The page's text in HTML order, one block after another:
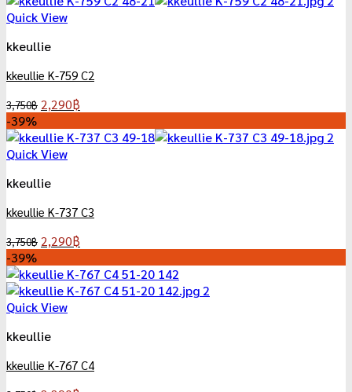
5,850฿.
Quick View
kkeullie
kkeullie K-759 C2
3,750฿ Original
was:
3,750฿.
2,290฿
is:
-39%
Quick View
kkeullie
kkeullie K-737 C3
3,750฿ Original
was:
3,750฿.
2,290฿
is:
2,290฿.
-39%
Quick View
kkeullie
kkeullie K-767 C4